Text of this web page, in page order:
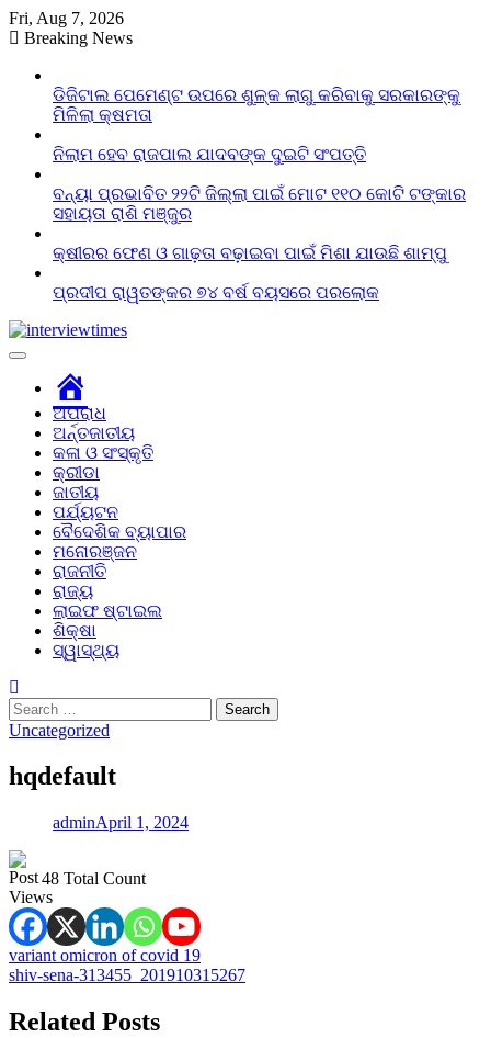
Skip
to
Fri, Aug 7, 2026
Breaking News
ଡିଜିଟାଲ ପେମେଣ୍ଟ ଉପରେ ଶୁଳ୍କ ଲାଗୁ କରିବାକୁ ସରକାରଙ୍କୁ
ମିଳିଲା କ୍ଷମତା
ନିଲାମ ହେବ ରାଜପାଲ ଯାଦବଙ୍କ ଦୁଇଟି ସଂପତ୍ତି
ବନ୍ୟା ପ୍ରଭାବିତ ୨୨ଟି ଜିଲ୍ଲା ପାଇଁ ମୋଟ ୧୧୦ କୋଟି ଟଙ୍କାର
ସହାୟତା ରାଶି ମଞ୍ଜୁର
କ୍ଷୀରର ଫେଣ ଓ ଗାଢ଼ତା ବଢ଼ାଇବା ପାଇଁ ମିଶା ଯାଉଛି ଶାମ୍ପୁ
ପ୍ରଦୀପ ରାୱତଙ୍କର ୭୪ ବର୍ଷ ବୟସରେ ପରଲୋକ
ଅପରାଧ
ଅର୍ନ୍ତଜାତୀୟ
କଳା ଓ ସଂସ୍କୃତି
କ୍ରୀଡା
ଜାତୀୟ
ପର୍ଯ୍ୟଟନ
ବୈଦେଶିକ ବ୍ୟାପାର
ମନୋରଞ୍ଜନ
ରାଜନୀତି
ରାଜ୍ୟ
ଲାଇଫ ଷ୍ଟାଇଲ
ଶିକ୍ଷା
ସ୍ୱାସ୍ଥ୍ୟ
Search
for:
Uncategorized
hqdefault
adminApril 1, 2024
48 Total Count
Post
navigation
variant omicron of covid 19
shiv-sena-313455_201910315267
Related Posts